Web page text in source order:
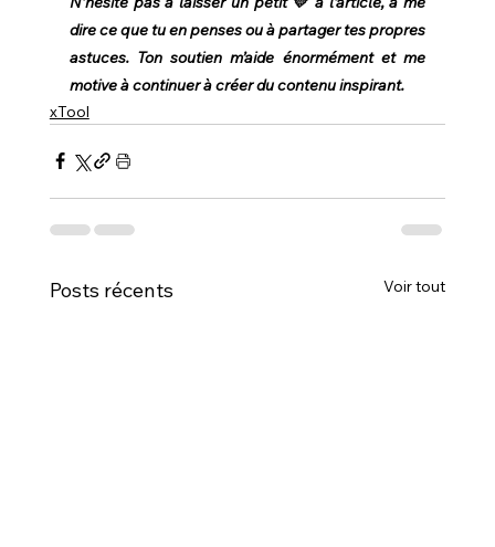
dire ce que tu en penses ou à partager tes propres
astuces. Ton soutien m’aide énormément et me
motive à continuer à créer du contenu inspirant.
xTool
Posts récents Voir tout